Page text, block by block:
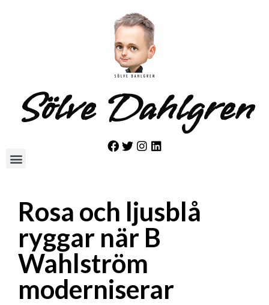
Sölve Dahlgren
Rosa och ljusblå
ryggar när B
Wahlström
moderniserar